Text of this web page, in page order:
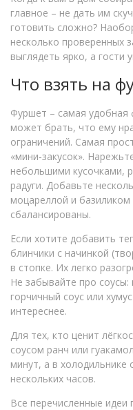
главное – не дать им
готовить сложно?
несколько проверенных
выглядеть ярко, а гости
Что взять на
Фуршет – самая
может брать, что ему
ограничений. Самая
«мини‑закусок».
небольшими кусочками,
радуги. Добавьте
моцареллой и базиликом
сбалансированы.
Если хотите добавить
блинчики с начинкой
в стопке. Их легко
Не забывайте про
горчичный соус или
интереснее.
Для тех, кто ценит
соусом ранч или
минут, а в холодильнике
нескольких часов.
Все перечисленные